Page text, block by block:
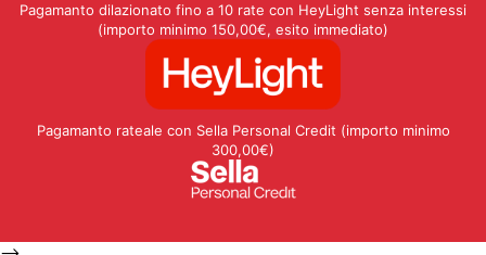
Pagamanto dilazionato fino a 10 rate con HeyLight senza interessi
(importo minimo 150,00€, esito immediato)
Pagamanto rateale con Sella Personal Credit (importo minimo
300,00€)